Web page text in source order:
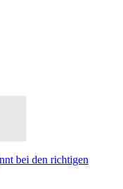
bei den richtigen